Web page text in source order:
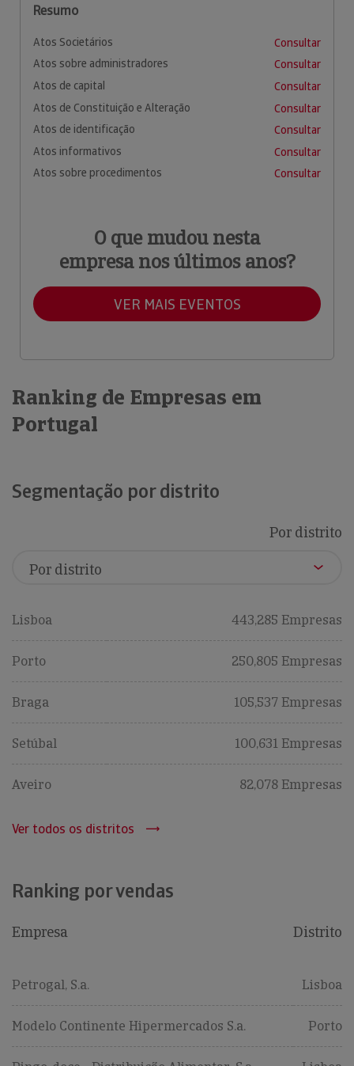
Resumo
Atos Societários
Consultar
Atos sobre administradores
Consultar
Atos de capital
Consultar
Atos de Constituição e Alteração
Consultar
Atos de identificação
Consultar
Atos informativos
Consultar
Atos sobre procedimentos
Consultar
O que mudou nesta
empresa nos últimos anos?
VER MAIS EVENTOS
Ranking de Empresas em
Portugal
Segmentação por distrito
Por distrito
Lisboa 443,285 Empresas
Porto 250,805 Empresas
Braga 105,537 Empresas
Setúbal 100,631 Empresas
Aveiro 82,078 Empresas
Ver todos os distritos
Ranking por vendas
Empresa Distrito
Petrogal, S.a. Lisboa
Modelo Continente Hipermercados S.a. Porto